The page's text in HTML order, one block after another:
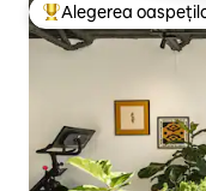
Locuință din topul
Alegerea